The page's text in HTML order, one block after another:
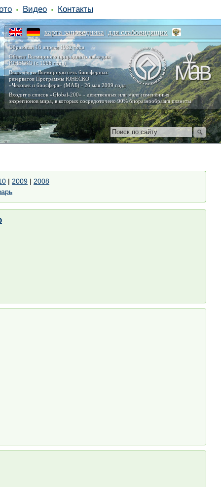
карта заповедника | для слабовидящих
Образован 16 апреля 1932 года
Объект Всемирного природного наследия
ЮНЕСКО (с 1998 года)
Включён во Всемирную сеть биосферных
резерватов Программы ЮНЕСКО
«Человек и биосфера» (МАБ) - 26 мая 2009 года
Входит в список «Global-200» - девственных или мало изменённых
экорегионов мира, в которых сосредоточено 90% биоразнообразия планеты
Видео Контакты
| 2009 | 2008